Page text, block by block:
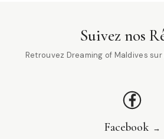
Suivez nos
Retrouvez Dreaming of Maldives
Facebook